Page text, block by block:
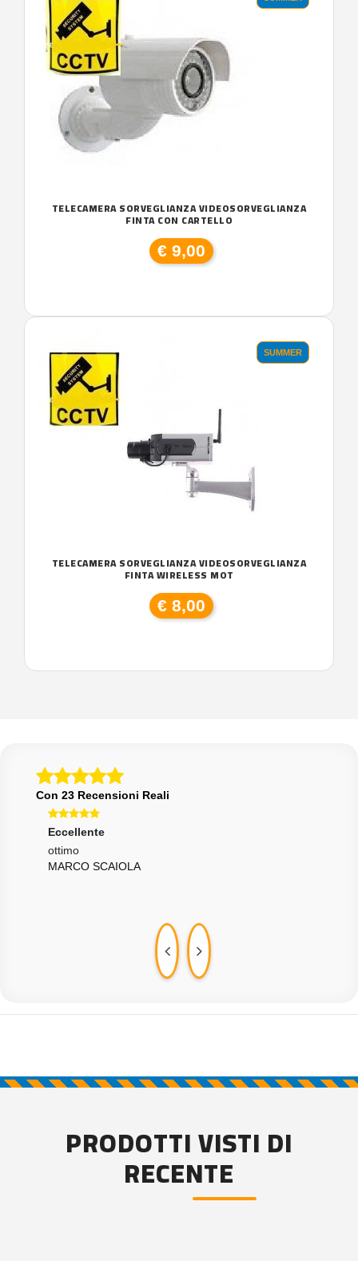
TELECAMERA SORVEGLIANZA VIDEOSORVEGLIANZA
FINTA CON CARTELLO
€ 9,00
SUMMER
TELECAMERA SORVEGLIANZA VIDEOSORVEGLIANZA
FINTA WIRELESS MOT
€ 8,00
Con 23 Recensioni Reali
Eccellente
ottimo
MARCO SCAIOLA
PRODOTTI VISTI DI
RECENTE